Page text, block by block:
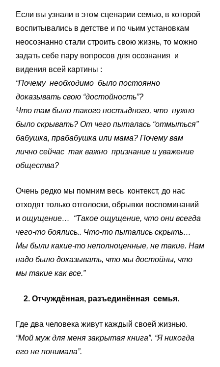
Если вы узнали в этом сценарии семью, в которой
воспитывались в детстве и по чьим установкам
неосознанно стали строить свою жизнь, то можно
задать себе пару вопросов для осознания и
видения всей картины :
“Почему необходимо было постоянно
доказывать свою “достойность”?
Что там было такого постыдного, что нужно
было скрывать? От чего пыталась “отмыться”
бабушка, прабабушка или мама? Почему вам
лично сейчас так важно признание и уважение
общества?
Очень редко мы помним весь контекст, до нас
отходят только отголоски, обрывки воспоминаний
и ощущение…
“Такое ощущение, что они всегда
чего-то боялись.. Что-то пытались скрыть…
Мы были какие-то неполноценные, не такие. Нам
надо было доказывать, что мы достойны, что
мы такие как все.”
2. Отчуждённая, разъединённая семья.
Где два человека живут каждый своей жизнью.
“Мой муж для меня закрытая книга”. “Я никогда
его не понимала”.